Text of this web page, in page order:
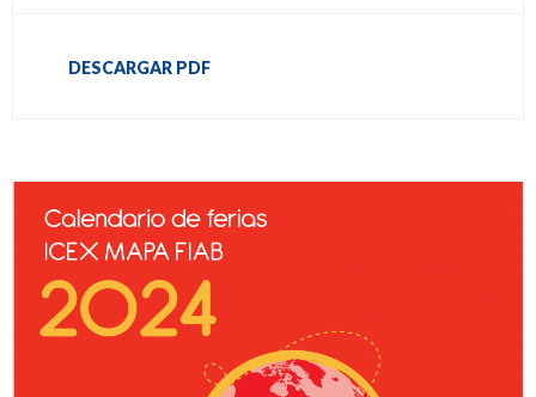
DESCARGAR PDF